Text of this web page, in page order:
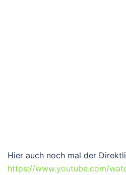
Hier auch noch mal der
https://www.youtube.com/